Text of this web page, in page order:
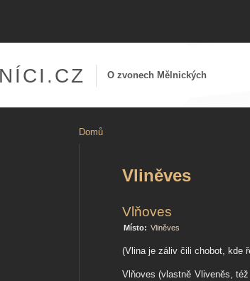
O zvonech Mělnických
Domů
Vliněves
Vlňoves
Místo: Vliněves
(Vlina je záliv čili chobot, kde
Vlňoves (vlastně Vliveněs,